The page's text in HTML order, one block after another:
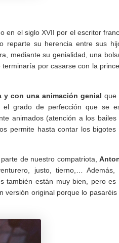
en el siglo XVII por el escritor
reparte su herencia entre sus
mediante su genialidad, una
por casarse con la
y con una animación genialque
el grado de perfección que se
animados (atención a los bailes
permite hasta contar los bigotes
de nuestro compatriota,
justo, tierno,… Además,
también están muy bien, pero es
versión original porque lo pasaréis